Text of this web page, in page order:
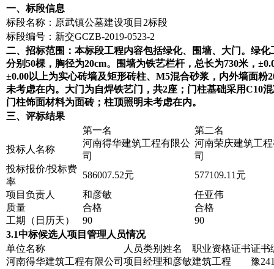
一、标段信息
标段名称：原武镇公墓建设项目2标段
标段编号：新交GCZB-2019-0523-2
二、招标范围：本标段工程内容包括绿化、围墙、大门。绿
分别50棵，胸径为20cm。围墙为铁艺栏杆，总长为730米，
±0.00以上为实心砖墙及矩形砖柱、M5混合砂浆，内外墙面粉
未考虑在内。大门为自焊铁艺门，共2座；门柱基础采用C10
门柱饰面材料为面砖；柱顶照明未考虑在内。
三、评标结果
第一名
第二名
投标人名称
河南得华建筑工程有限公
司
河南荣庆建筑工
司
投标报价/投标费
率
586007.52元
577109.11元
项目负责人
和彦敏
任亚伟
质量
合格
合格
工期（日历天）
90
90
3.1中标候选人项目管理人员情况
单位名称
人员类别 姓名 职业资格证书证书
河南得华建筑工程有限公司 项目经理和彦敏建筑工程
豫